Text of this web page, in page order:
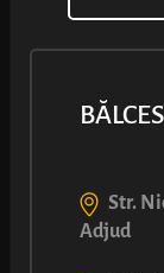
Str.
Adjud